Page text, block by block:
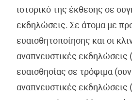
ιστορικό της έκθεσης σε
εκδηλώσεις. Σε άτομα με
ευαισθητοποίησης και οι
αναπνευστικές εκδηλώσεις
ευαισθησίας σε τρόφιμα
αναπνευστικές εκδηλώσεις